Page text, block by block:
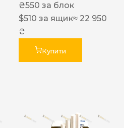
₴550 за блок
$510 за ящик≈ 22 950
₴
Купити